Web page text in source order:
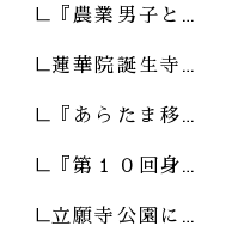
『農業男子と…
蓮華院誕生寺…
『あらたま移…
『第１０回身…
立願寺公園に…